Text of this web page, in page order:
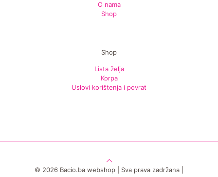
O nama
Shop
Shop
Lista želja
Korpa
Uslovi korištenja i povrat
© 2026 Bacio.ba webshop | Sva prava zadržana |